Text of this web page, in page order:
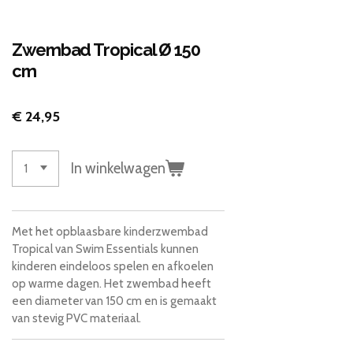
Zwembad Tropical Ø 150
cm
€ 24,95
In winkelwagen
Met het opblaasbare kinderzwembad
Tropical van Swim Essentials kunnen
kinderen eindeloos spelen en afkoelen
op warme dagen. Het zwembad heeft
een diameter van 150 cm en is gemaakt
van stevig PVC materiaal.